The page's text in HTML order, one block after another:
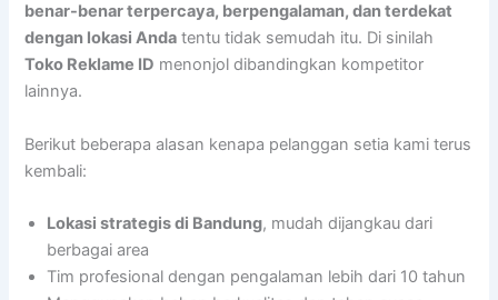
benar-benar terpercaya, berpengalaman, dan terdekat
dengan lokasi Anda tentu tidak semudah itu. Di sinilah
Toko Reklame ID menonjol dibandingkan kompetitor
lainnya.
Berikut beberapa alasan kenapa pelanggan setia kami terus
kembali:
Lokasi strategis di Bandung, mudah dijangkau dari
berbagai area
Tim profesional dengan pengalaman lebih dari 10 tahun